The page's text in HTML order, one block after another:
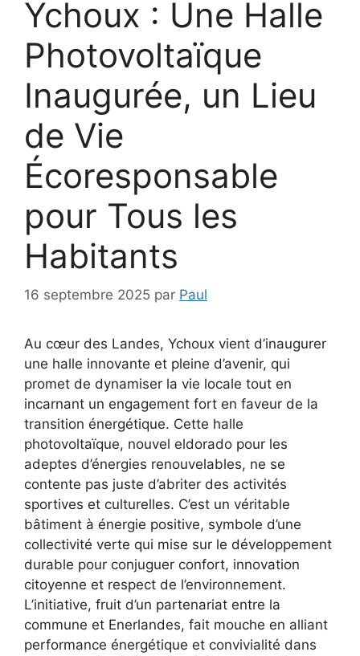
Ychoux : Une Halle
Photovoltaïque
Inaugurée, un Lieu
de Vie
Écoresponsable
pour Tous les
Habitants
16 septembre 2025 par Paul
Au cœur des Landes, Ychoux vient d’inaugurer
une halle innovante et pleine d’avenir, qui
promet de dynamiser la vie locale tout en
incarnant un engagement fort en faveur de la
transition énergétique. Cette halle
photovoltaïque, nouvel eldorado pour les
adeptes d’énergies renouvelables, ne se
contente pas juste d’abriter des activités
sportives et culturelles. C’est un véritable
bâtiment à énergie positive, symbole d’une
collectivité verte qui mise sur le développement
durable pour conjuguer confort, innovation
citoyenne et respect de l’environnement.
L’initiative, fruit d’un partenariat entre la
commune et Enerlandes, fait mouche en alliant
performance énergétique et convivialité dans